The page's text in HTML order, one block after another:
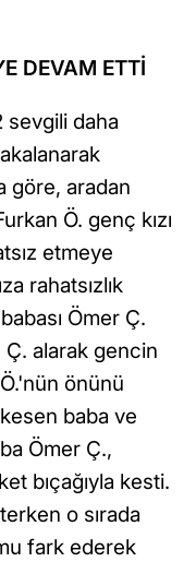
DEVAM ETTİ
daha
göre, aradan
Ö. genç kızı
etmeye
rahatsızlık
Ömer Ç.
alarak gencin
önünü
baba ve
Ömer Ç.,
bıçağıyla kesti.
o sırada
fark ederek